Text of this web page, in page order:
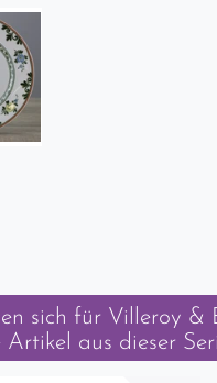
sich für Villeroy &
Artikel aus dieser